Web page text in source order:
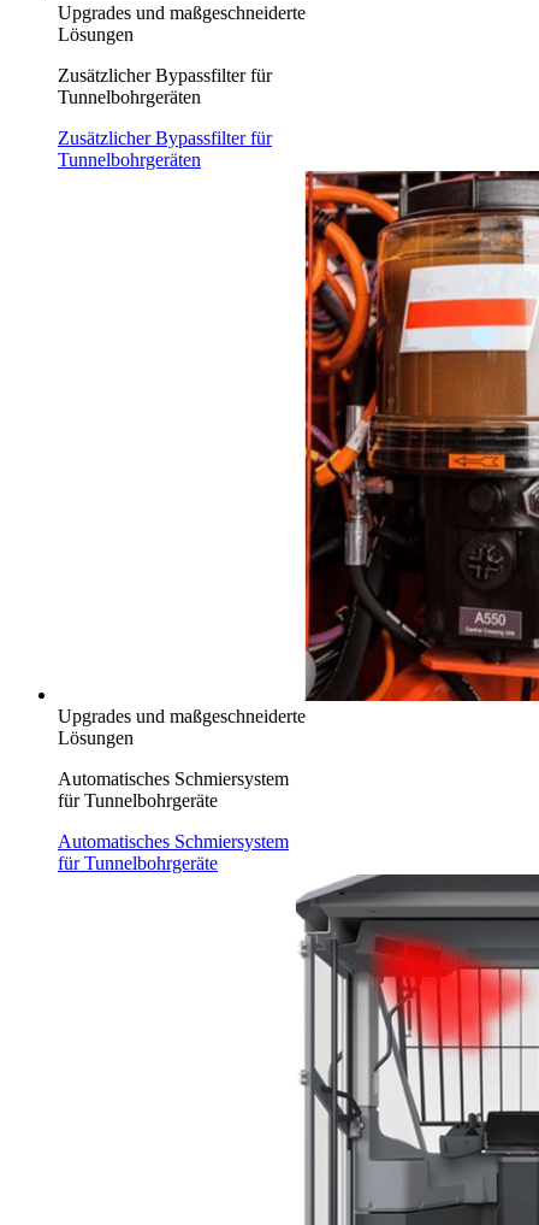
Upgrades und maßgeschneiderte
Lösungen
Zusätzlicher Bypassfilter für
Tunnelbohrgeräten
Zusätzlicher Bypassfilter für
Tunnelbohrgeräten
Upgrades und maßgeschneiderte
Lösungen
Automatisches Schmiersystem
für Tunnelbohrgeräte
Automatisches Schmiersystem
für Tunnelbohrgeräte